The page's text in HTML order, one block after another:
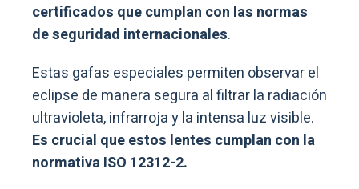
certificados que cumplan con las normas
de seguridad internacionales.
Estas gafas especiales permiten observar el
eclipse de manera segura al filtrar la radiación
ultravioleta, infrarroja y la intensa luz visible.
Es crucial que estos lentes cumplan con la
normativa ISO 12312-2.